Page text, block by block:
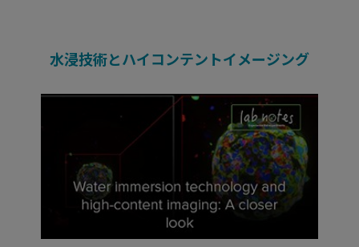
水浸技術とハイコンテントイメージング